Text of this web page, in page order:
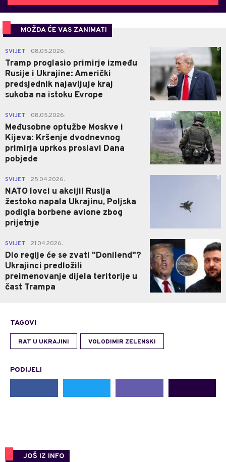
MOŽDA ĆE VAS ZANIMATI
SVIJET 08.05.2026.
Tramp proglasio primirje između
Rusije i Ukrajine: Američki
predsjednik najavljuje kraj
sukoba na istoku Evrope
0
SVIJET 08.05.2026.
Međusobne optužbe Moskve i
Kijeva: Kršenje dvodnevnog
primirja uprkos proslavi Dana
pobjede
1
SVIJET 25.04.2026.
NATO lovci u akciji! Rusija
žestoko napala Ukrajinu, Poljska
podigla borbene avione zbog
prijetnje
0
SVIJET 21.04.2026.
Dio regije će se zvati "Donilend"?
Ukrajinci predložili
preimenovanje dijela teritorije u
čast Trampa
0
TAGOVI
RAT U UKRAJINI VOLODIMIR ZELENSKI
PODIJELI
JOŠ IZ INFO